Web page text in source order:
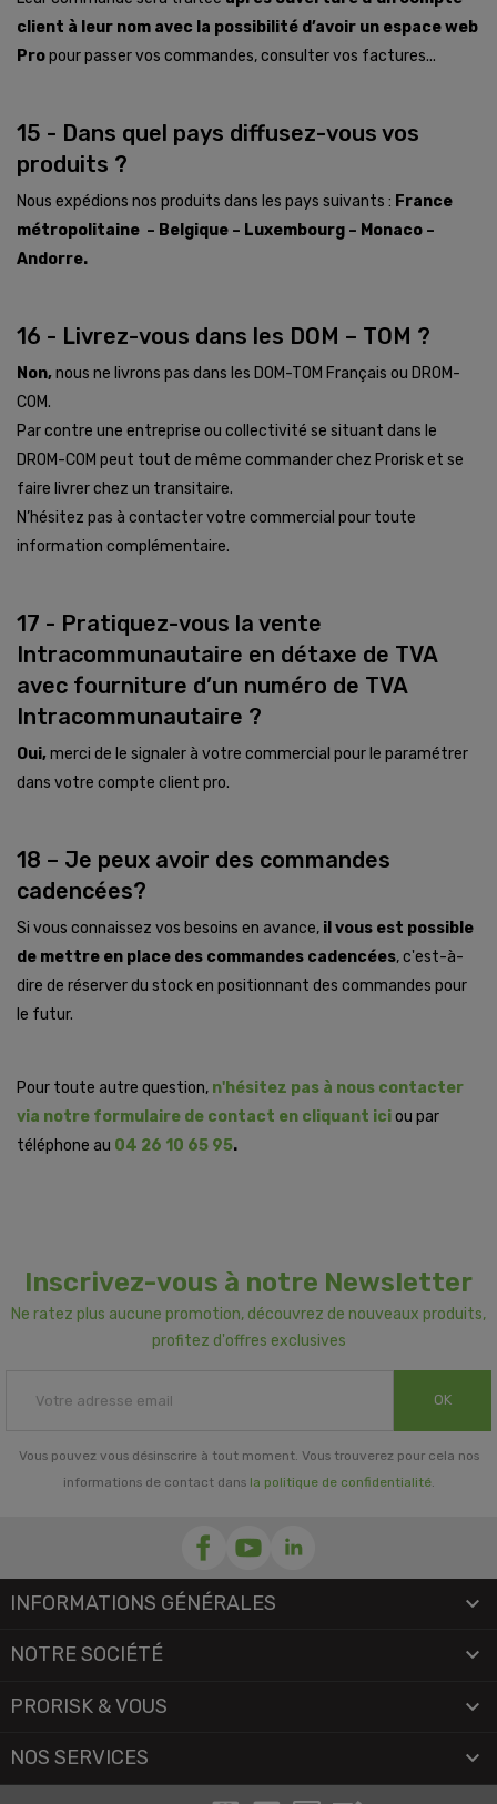
client à leur nom avec la possibilité d’avoir un espace web
Propour passer vos commandes, consulter vos factures...
15 - Dans quel pays diffusez-vous vos
produits ?
Nous expédions nos produits dans les pays suivants : France
métropolitaine – Belgique – Luxembourg – Monaco –
Andorre.
16 - Livrez-vous dans les DOM – TOM ?
Non,nous ne livrons pas dans les DOM-TOM Français ou DROM-
COM.
Par contre une entreprise ou collectivité se situant dans le
DROM-COM peut tout de même commander chez Prorisk et se
faire livrer chez un transitaire.
N’hésitez pas à contacter votre commercial pour toute
information complémentaire.
17 - Pratiquez-vous la vente
Intracommunautaire en détaxe de TVA
avec fourniture d’un numéro de TVA
Intracommunautaire ?
Oui,merci de le signaler à votre commercial pour le paramétrer
dans votre compte client pro.
18 – Je peux avoir des commandes
cadencées?
Si vous connaissez vos besoins en avance, il vous est possible
de mettre en place des commandes cadencées, c'est-à-
dire de réserver du stock en positionnant des commandes pour
le futur.
Pour toute autre question, n'hésitez pas à nous contacter
via notre formulaire de contact en cliquant iciou par
téléphone au 04 26 10 65 95.
Inscrivez-vous à notre Newsletter
Ne ratez plus aucune promotion, découvrez de nouveaux produits,
profitez d'offres exclusives
OK
Vous pouvez vous désinscrire à tout moment. Vous trouverez pour cela nos
informations de contact dans la politique de confidentialité.
INFORMATIONS GÉNÉRALES 
NOTRE SOCIÉTÉ 
PRORISK & VOUS 
NOS SERVICES 